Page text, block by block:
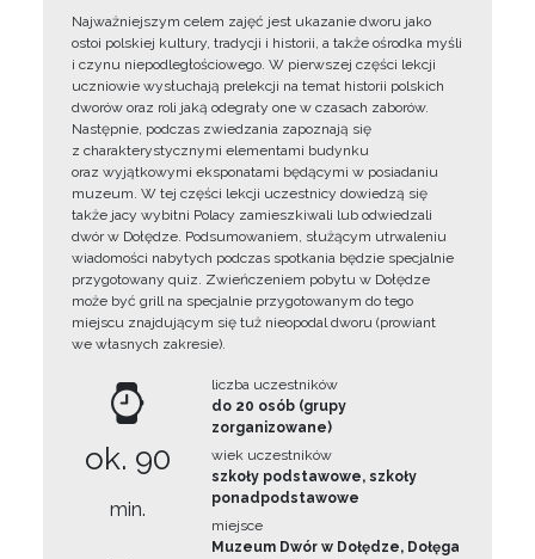
Najważniejszym celem zajęć jest ukazanie dworu jako
ostoi polskiej kultury, tradycji i historii, a także ośrodka myśli
i czynu niepodległościowego. W pierwszej części lekcji
uczniowie wysłuchają prelekcji na temat historii polskich
dworów oraz roli jaką odegrały one w czasach zaborów.
Następnie, podczas zwiedzania zapoznają się
z charakterystycznymi elementami budynku
oraz wyjątkowymi eksponatami będącymi w posiadaniu
muzeum. W tej części lekcji uczestnicy dowiedzą się
także jacy wybitni Polacy zamieszkiwali lub odwiedzali
dwór w Dołędze. Podsumowaniem, służącym utrwaleniu
wiadomości nabytych podczas spotkania będzie specjalnie
przygotowany quiz. Zwieńczeniem pobytu w Dołędze
może być grill na specjalnie przygotowanym do tego
miejscu znajdującym się tuż nieopodal dworu (prowiant
we własnych zakresie).
ok. 90
min.
liczba uczestników
do 20 osób (grupy
zorganizowane)
wiek uczestników
szkoły podstawowe, szkoły
ponadpodstawowe
miejsce
Muzeum Dwór w Dołędze, Dołęga